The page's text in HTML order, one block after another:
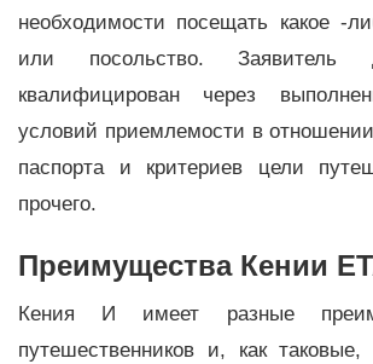
необходимости посещать какое -
или посольство. Заявитель
квалифицирован через
условий приемлемости в
паспорта и критериев цели
прочего.
Преимущества Кении
Кения И имеет разные
путешественников и, как